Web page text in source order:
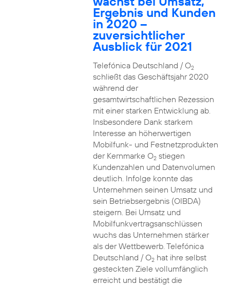
Ergebnis und Kunden
in 2020 –
zuversichtlicher
Ausblick für 2021
Telefónica Deutschland / O2
schließt das Geschäftsjahr 2020
während der
gesamtwirtschaftlichen Rezession
mit einer starken Entwicklung ab.
Insbesondere Dank starkem
Interesse an höherwertigen
Mobilfunk- und Festnetzprodukten
der Kernmarke O2stiegen
Kundenzahlen und Datenvolumen
deutlich. Infolge konnte das
Unternehmen seinen Umsatz und
sein Betriebsergebnis (OIBDA)
steigern. Bei Umsatz und
Mobilfunkvertragsanschlüssen
wuchs das Unternehmen stärker
als der Wettbewerb. Telefónica
Deutschland / O2hat ihre selbst
gesteckten Ziele vollumfänglich
erreicht und bestätigt die